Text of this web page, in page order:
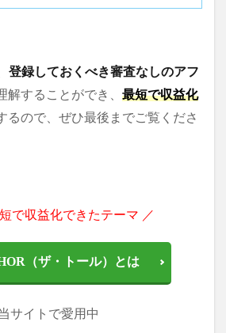
登録しておくべき審査なしのアフ
解することができ、 最短で収益化
るので、ぜひ最後までご覧くださ
で収益化できたテーマ ／
（ザ・トール）とは
サイトで愛用中